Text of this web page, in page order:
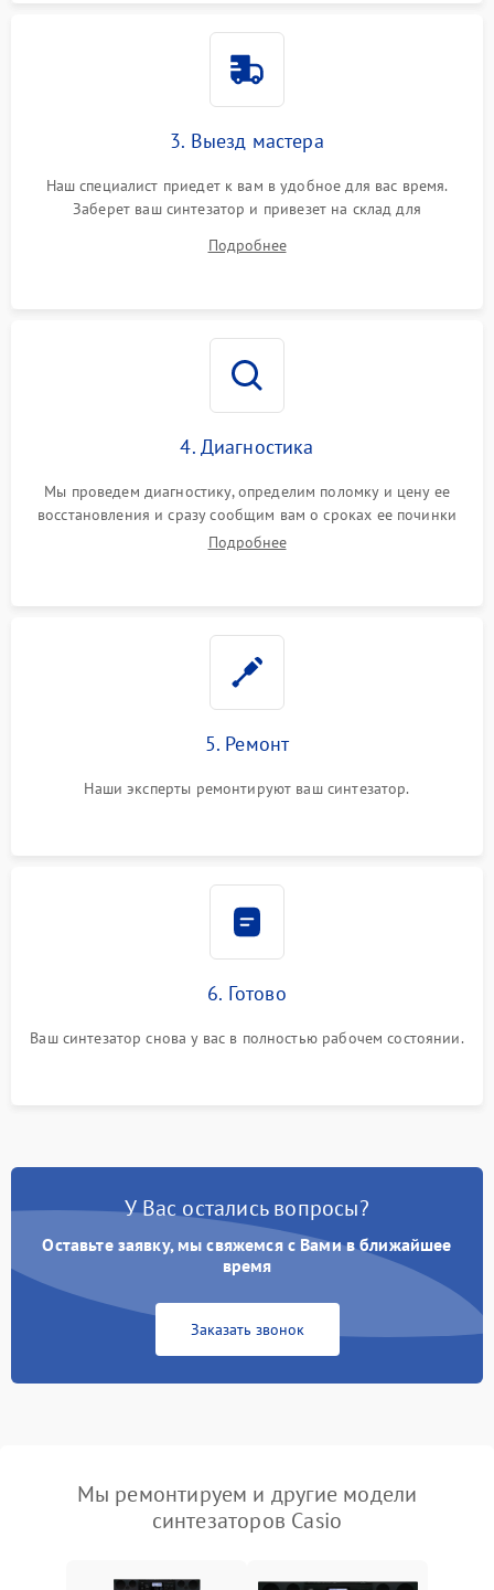
3. Выезд мастера
Наш специалист приедет к вам в удобное для вас время.
Заберет ваш синтезатор и привезет на склад для
Подробнее
4. Диагностика
Мы проведем диагностику, определим поломку и цену ее
восстановления и сразу сообщим вам о сроках ее починки
Подробнее
5. Ремонт
Наши эксперты ремонтируют ваш синтезатор.
6. Готово
Ваш синтезатор снова у вас в полностью рабочем состоянии.
У Вас остались вопросы?
Оставьте заявку, мы свяжемся с Вами в ближайшее
время
Заказать звонок
Мы ремонтируем и другие модели
синтезаторов Casio